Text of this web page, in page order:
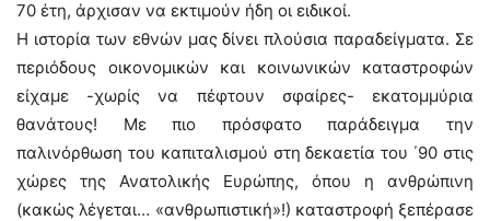
70 έτη, άρχισαν να εκτιμούν ήδη οι ειδικοί.
Η ιστορία των εθνών μας δίνει πλούσια παραδείγματα. Σε
περιόδους οικονομικών και κοινωνικών καταστροφών
είχαμε -χωρίς να πέφτουν σφαίρες- εκατομμύρια
θανάτους! Με πιο πρόσφατο παράδειγμα την
παλινόρθωση του καπιταλισμού στη δεκαετία του ΄90 στις
χώρες της Ανατολικής Ευρώπης, όπου η ανθρώπινη
(κακώς λέγεται… «ανθρωπιστική»!) καταστροφή ξεπέρασε